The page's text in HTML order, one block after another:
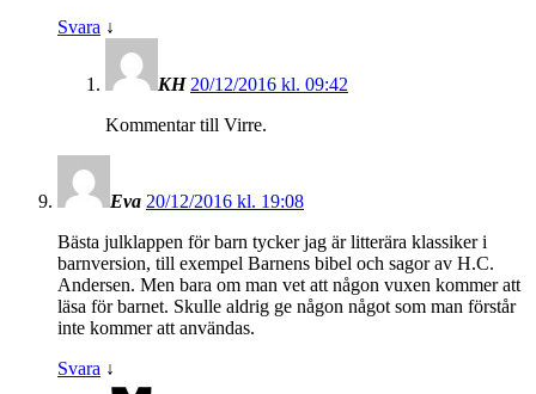
Svara ↓
KH 20/12/2016 kl. 09:42
Kommentar till Virre.
Eva 20/12/2016 kl. 19:08
Bästa julklappen för barn tycker jag är litterära klassiker i
barnversion, till exempel Barnens bibel och sagor av H.C.
Andersen. Men bara om man vet att någon vuxen kommer att
läsa för barnet. Skulle aldrig ge någon något som man förstår
inte kommer att användas.
Svara ↓